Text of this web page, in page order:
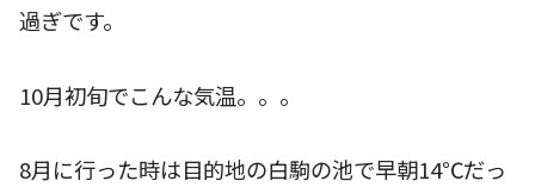
過ぎです。
10月初旬でこんな気温。。。
8月に行った時は目的地の白駒の池で早朝14℃だっ